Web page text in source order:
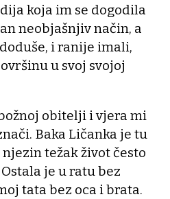
koja im se dogodila
neobjašnjiv način, a
i ranije imali,
u svoj svojoj
obitelji i vjera mi
Baka Ličanka je tu
težak život često
je u ratu bez
tata bez oca i brata.